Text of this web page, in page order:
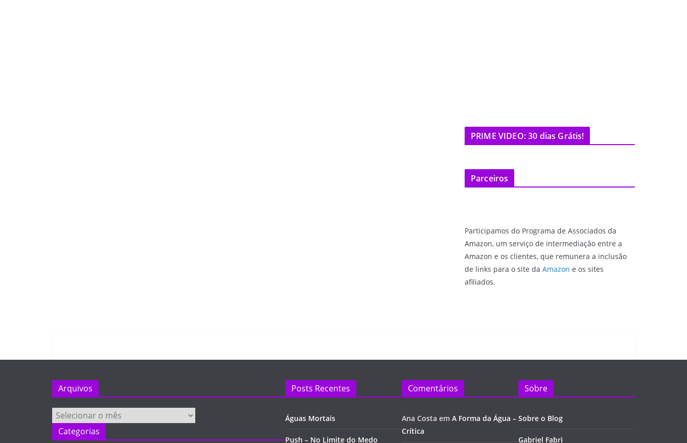
PRIME VIDEO: 30 dias Grátis!
Parceiros
Participamos do Programa de Associados da
Amazon, um serviço de intermediação entre a
Amazon e os clientes, que remunera a inclusão
de links para o site da Amazon e os sites
afiliados.
Arquivos
Arquivos
Categorias
Posts Recentes
Águas Mortais
Push – No Limite do Medo
Comentários
Ana Costa em A Forma da Água –
Crítica
Sobre
Sobre o Blog
Gabriel Fabri